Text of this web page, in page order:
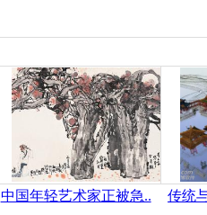
中国年轻艺术家正被急.. 传统